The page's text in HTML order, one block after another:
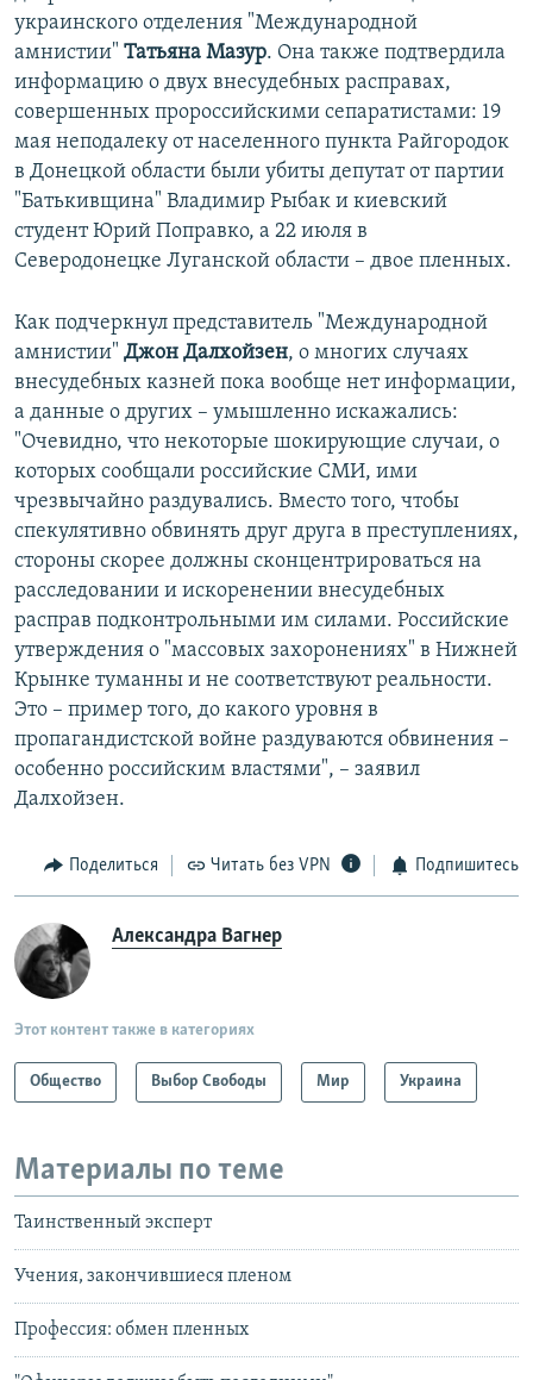
украинского отделения "Международной
амнистии" Татьяна Мазур. Она также подтвердила
информацию о двух внесудебных расправах,
совершенных пророссийскими сепаратистами: 19
мая неподалеку от населенного пункта Райгородок
в Донецкой области были убиты депутат от партии
"Батькивщина" Владимир Рыбак и киевский
студент Юрий Поправко, а 22 июля в
Северодонецке Луганской области – двое пленных.
Как подчеркнул представитель "Международной
амнистии" Джон Далхойзен, о многих случаях
внесудебных казней пока вообще нет информации,
а данные о других – умышленно искажались:
"Очевидно, что некоторые шокирующие случаи, о
которых сообщали российские СМИ, ими
чрезвычайно раздувались. Вместо того, чтобы
спекулятивно обвинять друг друга в преступлениях,
стороны скорее должны сконцентрироваться на
расследовании и искоренении внесудебных
расправ подконтрольными им силами. Российские
утверждения о "массовых захоронениях" в Нижней
Крынке туманны и не соответствуют реальности.
Это – пример того, до какого уровня в
пропагандистской войне раздуваются обвинения –
особенно российским властями", – заявил
Далхойзен.
Поделиться Читать без VPN Подпишитесь
Александра Вагнер
Этот контент также в категориях
Общество Выбор Свободы Мир Украина
Материалы по теме
Таинственный эксперт
Учения, закончившиеся пленом
Профессия: обмен пленных